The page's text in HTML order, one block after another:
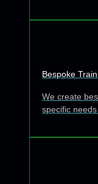
Bespoke
We create
specific